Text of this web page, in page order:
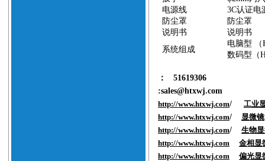
电源线
3C认证电
防尘罩
防尘罩
说明书
说明书
系统组成
电脑型 （
数码型（
：
51619306
:sales@htxwj.com
http://www.htxwj.com/
工业
http://www.htxwj.com/
显微镜
http://www.htxwj.com/
生物
http://www.htxwj.com
金相显
http://www.htxwj.com
偏光显